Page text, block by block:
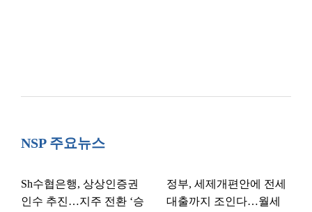
NSP 주요뉴스
Sh수협은행, 상상인증권
인수 추진…지주 전환 ‘승
정부, 세제개편안에 전세
대출까지 조인다…월세